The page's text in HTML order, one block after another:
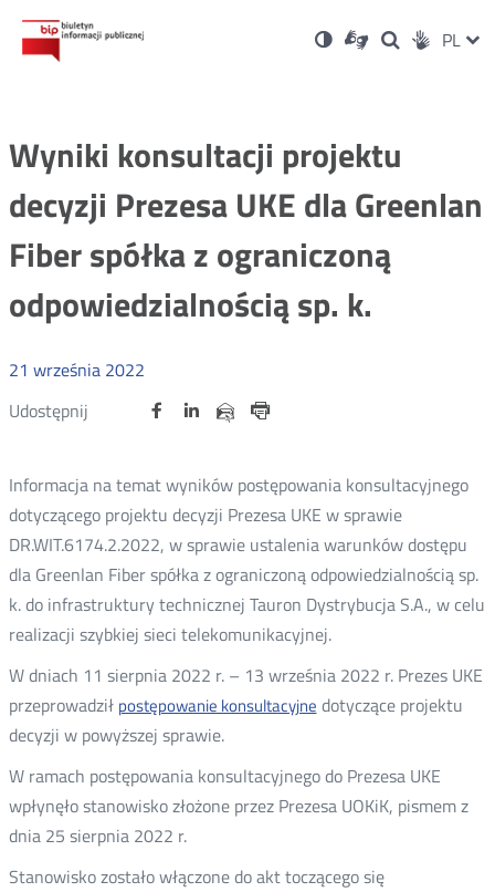
Ustawienia
Wersja
kontrastowa
Dla
niesłyszących
OtwórzOtwórz
w
Otwórz
w
Social PL
Wyniki konsultacji projektu
decyzji Prezesa UKE dla Greenlan
Fiber spółka z ograniczoną
odpowiedzialnością sp. k.
21 września 2022
Udostępnij
Udostępnij
Otwórz Udostępnij
na
OtwórzUdostępnij
na
OtwórzUdostępnij
przez
Informacja na temat wyników postępowania konsultacyjnego
dotyczącego projektu decyzji Prezesa UKE w sprawie
DR.WIT.6174.2.2022, w sprawie ustalenia warunków dostępu
dla Greenlan Fiber spółka z ograniczoną odpowiedzialnością sp.
k. do infrastruktury technicznej Tauron Dystrybucja S.A., w celu
realizacji szybkiej sieci telekomunikacyjnej.
W dniach 11 sierpnia 2022 r. – 13 września 2022 r. Prezes UKE
przeprowadził postępowanie konsultacyjneOtwórz
nowym
oknie
dotyczące projektu
decyzji w powyższej sprawie.
W ramach postępowania konsultacyjnego do Prezesa UKE
wpłynęło stanowisko złożone przez Prezesa UOKiK, pismem z
dnia 25 sierpnia 2022 r.
Stanowisko zostało włączone do akt toczącego się